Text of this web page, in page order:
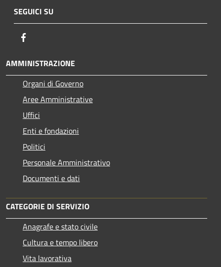
SEGUICI SU
AMMINISTRAZIONE
Organi di Governo
Aree Amministrative
Uffici
Enti e fondazioni
Politici
Personale Amministrativo
Documenti e dati
CATEGORIE DI SERVIZIO
Anagrafe e stato civile
Cultura e tempo libero
Vita lavorativa